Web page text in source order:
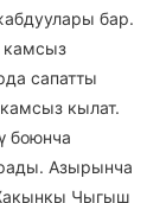
бар.
камсыз
сапатты
кылат.
боюнча
Азырынча
Чыгыш